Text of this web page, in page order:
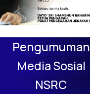
Pengumuman
Media Sosial
NSRC